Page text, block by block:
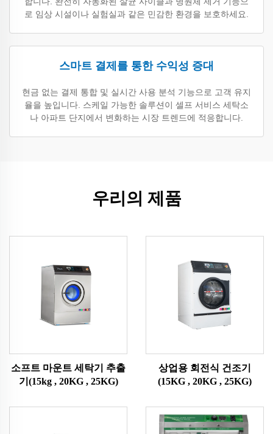
로 임상 시설이나 실험실과 같은 민감한 환경을 보호하세요.
스마트 결제를 통한 수익성 증대
현금 없는 결제 통합 및 실시간 사용 분석 기능으로 고객 유지
율을 높입니다. 스케일 가능한 솔루션이 셀프 서비스 세탁소
나 아파트 단지에서 변화하는 시장 트렌드에 적응합니다.
우리의 제품
소프트 마운트 세탁기 추출
기(15kg , 20KG , 25KG)
상업용 회전식 건조기
(15KG , 20KG , 25KG)